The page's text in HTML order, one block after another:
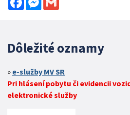
Dôležité oznamy
e-služby MV SR
Pri hlásení pobytu či evidencii
elektronické služby